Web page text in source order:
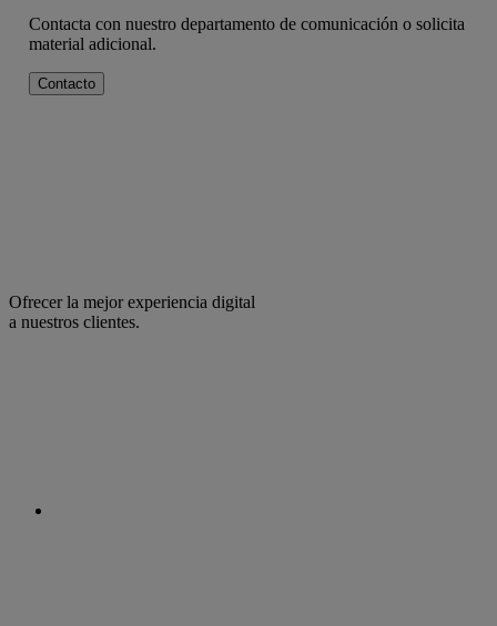
Contacta con nuestro departamento de comunicación o solicita
material adicional.
Contacto
Ofrecer la mejor experiencia digital
a nuestros clientes.